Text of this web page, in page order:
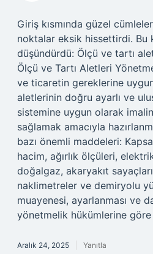
Giriş kısmında güzel
noktalar eksik hissettirdi. Bu
düşündürdü: Ölçü ve tartı
Ölçü ve Tartı Aletleri
ve ticaretin gereklerine
aletlerinin doğru ayarlı ve
sistemine uygun olarak
sağlamak amacıyla
bazı önemli maddeleri:
hacim, ağırlık ölçüleri,
doğalgaz, akaryakıt
naklimetreler ve demiryolu
muayenesi, ayarlanması ve
yönetmelik hükümlerine göre
Aralık 24, 2025 Yanıtla